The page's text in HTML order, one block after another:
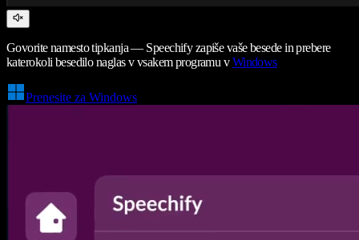
Govorite namesto tipkanja — Speechify zapiše vaše besede in prebere
katerokoli besedilo naglas v vsakem programu vWindows
Prenesite za Windows